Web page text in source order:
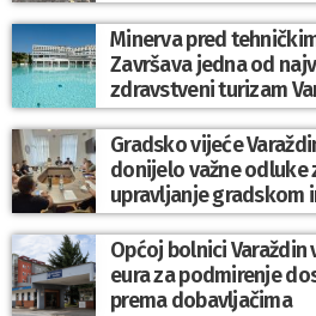
Minerva pred
Završava jedna od
zdravstveni turizam
Gradsko vijeće
donijelo važne odluke
upravljanje gradskom
komunalnim sustavom
Općoj bolnici Varaždin
eura za podmirenje
prema dobavljačima